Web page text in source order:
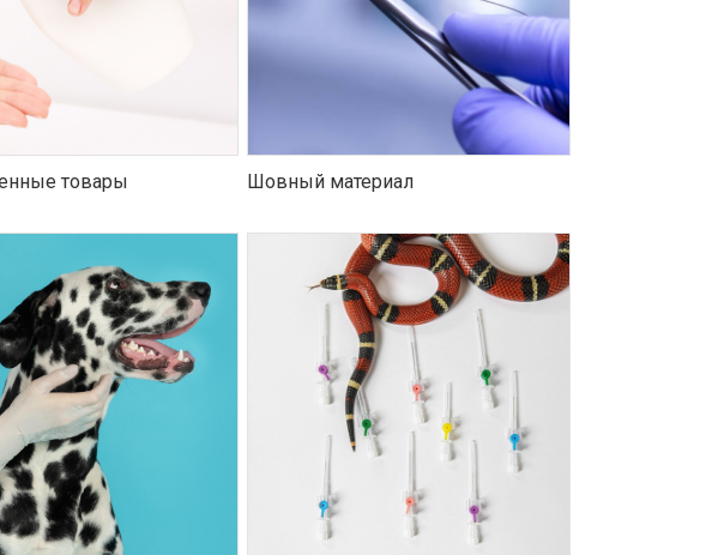
товары Шовный материал